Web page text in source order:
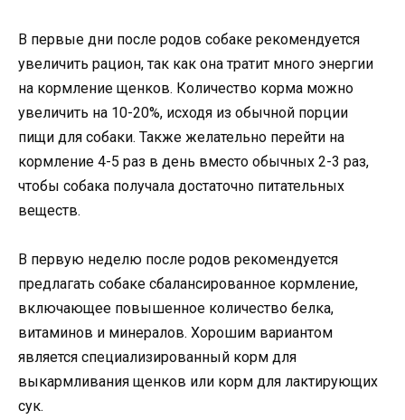
В первые дни после родов собаке рекомендуется
увеличить рацион, так как она тратит много энергии
на кормление щенков. Количество корма можно
увеличить на 10-20%, исходя из обычной порции
пищи для собаки. Также желательно перейти на
кормление 4-5 раз в день вместо обычных 2-3 раз,
чтобы собака получала достаточно питательных
веществ.
В первую неделю после родов рекомендуется
предлагать собаке сбалансированное кормление,
включающее повышенное количество белка,
витаминов и минералов. Хорошим вариантом
является специализированный корм для
выкармливания щенков или корм для лактирующих
сук.